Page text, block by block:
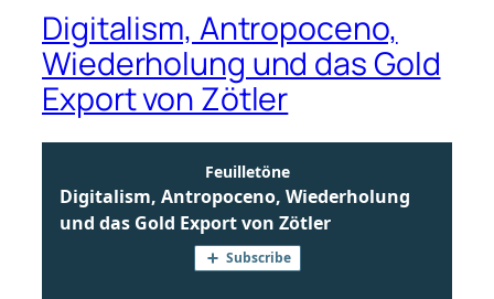
Digitalism, Antropoceno,
Wiederholung und das Gold
Export von Zötler